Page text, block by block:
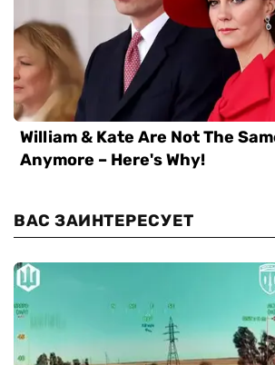
ВАС ЗАИНТЕРЕСУЕТ